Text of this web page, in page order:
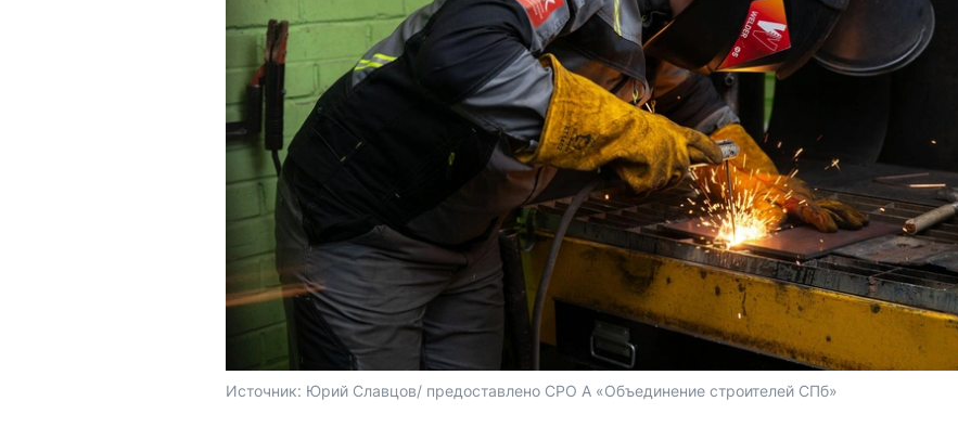
Источник: Юрий Славцов/ предоставлено СРО А «Объединение строителей СПб»